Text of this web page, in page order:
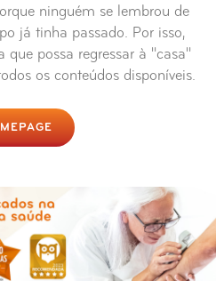
ninguém se lembrou de
já tinha passado. Por isso,
possa regressar à "casa"
os conteúdos disponíveis.